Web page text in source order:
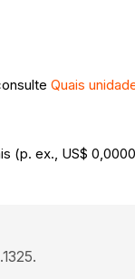
Quais
(p. ex., US$